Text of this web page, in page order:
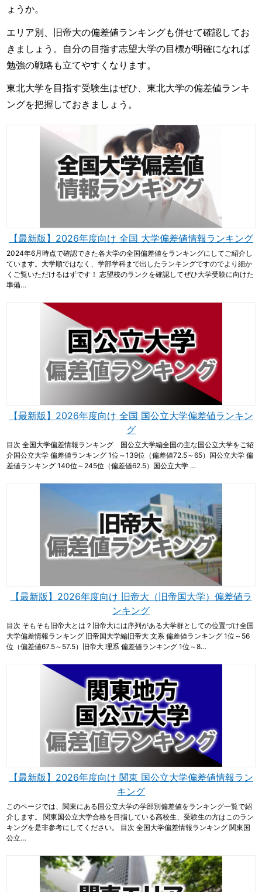
ょうか。
エリア別、旧帝大の偏差値ランキングも併せて確認してお
きましょう。自分の目指す志望大学の目標が明確になれば
勉強の戦略も立てやすくなります。
東北大学を目指す受験生はぜひ、東北大学の偏差値ランキ
ングを把握しておきましょう。
【最新版】2026年度向け 全国 大学偏差値情報ランキング
2024年6月時点で確認できた各大学の全国偏差値をランキングにしてご紹介し
ています。大学順ではなく、学部学科まで出したランキングですのでより細か
くご覧いただけるはずです！ 志望校のランクを確認してぜひ大学受験に向けた
準備…
【最新版】2026年度向け 全国 国公立大学偏差値ランキン
グ
目次 全国大学偏差情報ランキング 国公立大学編全国の主な国公立大学をご紹
介国公立大学 偏差値ランキング 1位～139位（偏差値72.5～65）国公立大学 偏
差値ランキング 140位～245位（偏差値62.5）国公立大学 …
【最新版】2026年度向け 旧帝大（旧帝国大学）偏差値ラ
ンキング
目次 そもそも旧帝大とは？旧帝大には序列がある大学群としての位置づけ全国
大学偏差情報ランキング 旧帝国大学編旧帝大 文系 偏差値ランキング 1位～56
位（偏差値67.5～57.5）旧帝大 理系 偏差値ランキング 1位～8…
【最新版】2026年度向け 関東 国公立大学偏差値情報ラン
キング
このページでは、関東にある国公立大学の学部別偏差値をランキング一覧で紹
介します。 関東国公立大学合格を目指している高校生、受験生の方はこのラン
キングを是非参考にしてください。 目次 全国大学偏差情報ランキング 関東国
公立…